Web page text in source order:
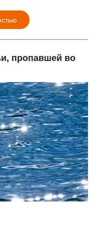
пропавшей во